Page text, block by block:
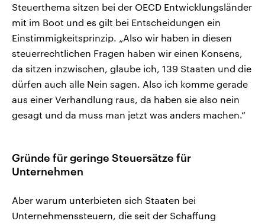
Steuerthema sitzen bei der OECD Entwicklungsländer
mit im Boot und es gilt bei Entscheidungen ein
Einstimmigkeitsprinzip. „Also wir haben in diesen
steuerrechtlichen Fragen haben wir einen Konsens,
da sitzen inzwischen, glaube ich, 139 Staaten und die
dürfen auch alle Nein sagen. Also ich komme gerade
aus einer Verhandlung raus, da haben sie also nein
gesagt und da muss man jetzt was anders machen.“
Gründe für geringe Steuersätze für
Unternehmen
Aber warum unterbieten sich Staaten bei
Unternehmenssteuern, die seit der Schaffung